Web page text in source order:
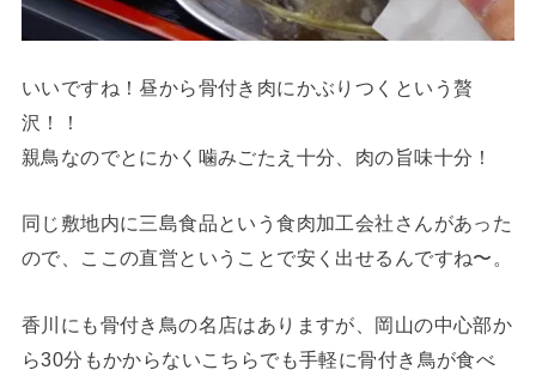
いいですね！昼から骨付き肉にかぶりつくという贅
沢！！
親鳥なのでとにかく噛みごたえ十分、肉の旨味十分！
同じ敷地内に三島食品という食肉加工会社さんがあった
ので、ここの直営ということで安く出せるんですね〜。
香川にも骨付き鳥の名店はありますが、岡山の中心部か
ら30分もかからないこちらでも手軽に骨付き鳥が食べ